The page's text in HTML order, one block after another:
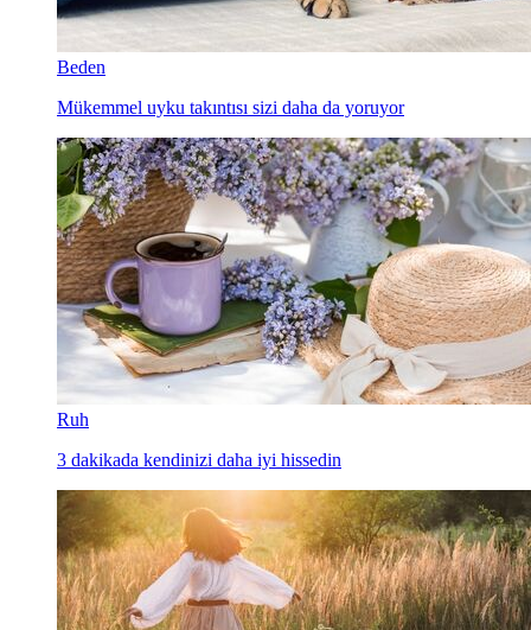
Beden
Mükemmel uyku takıntısı sizi daha da yoruyor
Ruh
3 dakikada kendinizi daha iyi hissedin